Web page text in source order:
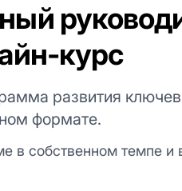
курс
развития
формате.
в собственном темпе